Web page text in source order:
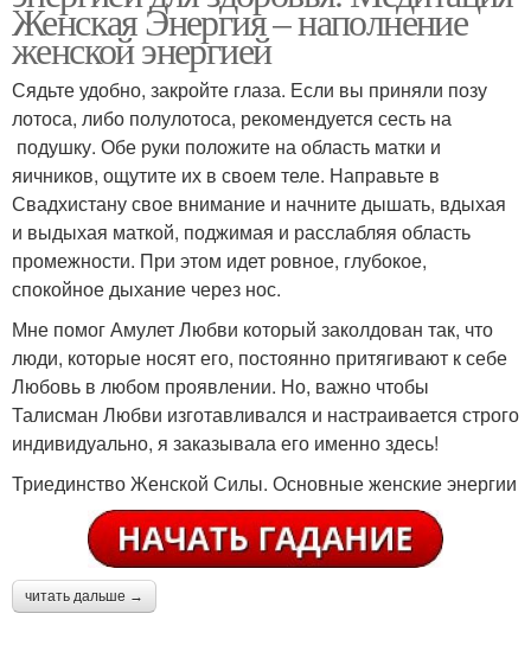
Женская Энергия – наполнение
женской энергией
Сядьте удобно, закройте глаза. Если вы приняли позу
лотоса, либо полулотоса, рекомендуется сесть на
подушку. Обе руки положите на область матки и
яичников, ощутите их в своем теле. Направьте в
Свадхистану свое внимание и начните дышать, вдыхая
и выдыхая маткой, поджимая и расслабляя область
промежности. При этом идет ровное, глубокое,
спокойное дыхание через нос.
Мне помог Амулет Любви который заколдован так, что
люди, которые носят его, постоянно притягивают к себе
Любовь в любом проявлении. Но, важно чтобы
Талисман Любви изготавливался и настраивается строго
индивидуально, я заказывала его именно здесь!
Триединство Женской Силы. Основные женские энергии
читать дальше →